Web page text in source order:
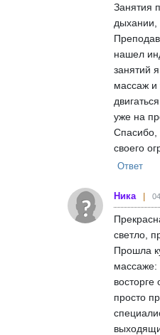
Занятия
дыхании,
нашел
занятий
массаж и
уже на
Спасибо,
своего
Ответ
Ника
светло,
Прошла
массаже:
восторге
просто